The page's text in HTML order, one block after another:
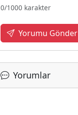
0/1000 karakter
Yorumu Gönder
Yorumlar